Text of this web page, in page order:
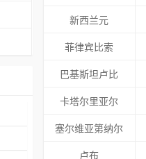
新西兰元
菲律宾比索
巴基斯坦卢比
卡塔尔里亚尔
塞尔维亚第纳尔
卢布